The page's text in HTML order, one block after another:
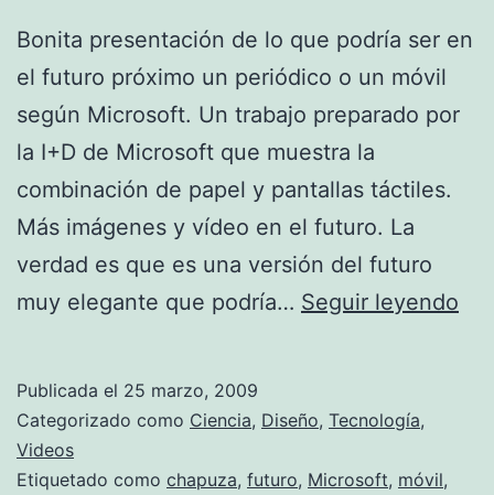
Bonita presentación de lo que podría ser en
el futuro próximo un periódico o un móvil
según Microsoft. Un trabajo preparado por
la I+D de Microsoft que muestra la
combinación de papel y pantallas táctiles.
Más imágenes y vídeo en el futuro. La
verdad es que es una versión del futuro
muy elegante que podría… Seguir leyendo
Publicada el 25 marzo, 2009
Categorizado como Ciencia, Diseño, Tecnología,
Videos
Etiquetado como chapuza, futuro, Microsoft, móvil,